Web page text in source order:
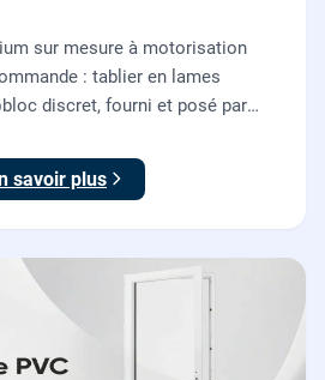
sur mesure à motorisation
: tablier en lames
discret, fourni et posé par
savoir plus